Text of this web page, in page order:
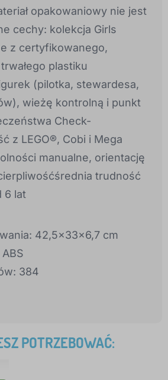
opakowaniowy nie jest
cechy: kolekcja Girls
z certyfikowanego,
plastiku
(pilotka, stewardesa,
wieżę kontrolną i punkt
Check-
z LEGO®, Cobi i Mega
manualne, orientację
trudność
6 lat
42,5x33x6,7 cm
384
POTRZEBOWAĆ: